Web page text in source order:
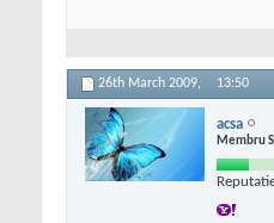
26th March 2009, 13:50
acsa
Membru